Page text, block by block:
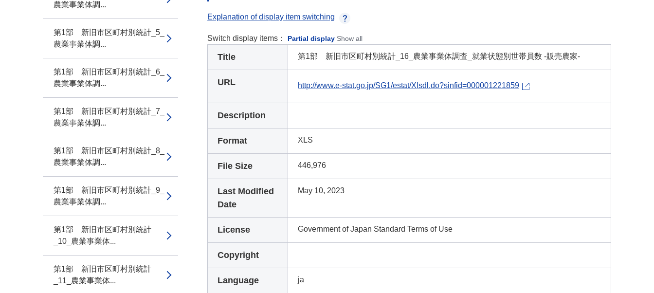
農業事業体調...
第1部 新旧市区町村別統計_5_
農業事業体調...
第1部 新旧市区町村別統計_6_
農業事業体調...
第1部 新旧市区町村別統計_7_
農業事業体調...
第1部 新旧市区町村別統計_8_
農業事業体調...
第1部 新旧市区町村別統計_9_
農業事業体調...
第1部 新旧市区町村別統計
_10_農業事業体...
第1部 新旧市区町村別統計
_11_農業事業体...
Explanation of display item switching
Switch display items： Partial display Show all
Title 第1部 新旧市区町村別統計_16_農業事業体調査_就業状態別世帯員数 -販売農家-
URL http://www.e-stat.go.jp/SG1/estat/Xlsdl.do?sinfid=000001221859
Description
Format XLS
File Size 446,976
Last Modified
Date
May 10, 2023
License Government of Japan Standard Terms of Use
Copyright
Language ja